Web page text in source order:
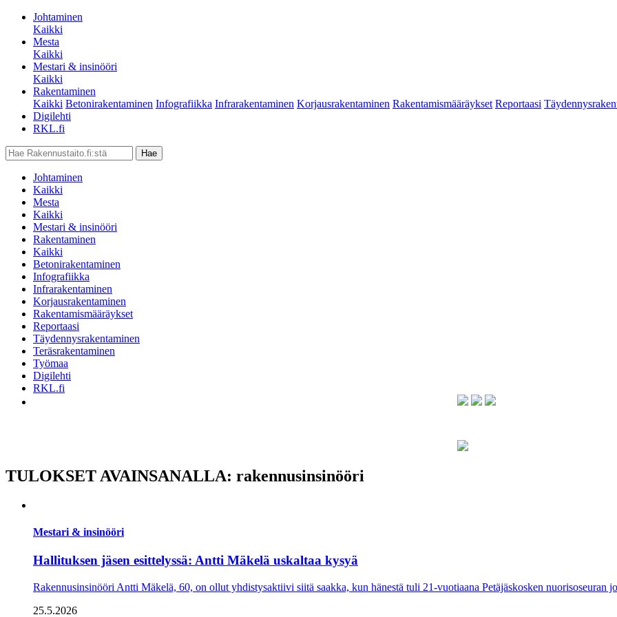
Johtaminen
Kaikki
Mesta
Kaikki
Mestari & insinööri
Kaikki
Rakentaminen
Kaikki Betonirakentaminen Infografiikka Infrarakentaminen Korjausrakentaminen Rakentamismääräykset Reportaasi
Digilehti
RKL.fi
Johtaminen
Kaikki
Mesta
Kaikki
Mestari & insinööri
Rakentaminen
Kaikki
Betonirakentaminen
Infografiikka
Infrarakentaminen
Korjausrakentaminen
Rakentamismääräykset
Reportaasi
Täydennysrakentaminen
Teräsrakentaminen
Työmaa
Digilehti
RKL.fi
TULOKSET AVAINSANALLA: rakennusinsinööri
Mestari & insinööri
Hallituksen jäsen esittelyssä: Antti Mäkelä uskaltaa kysyä
Rakennusinsinööri Antti Mäkelä, 60, on ollut yhdistysaktiivi siitä saakka, kun hänestä tuli 21-vuo­tiaana Petäjäskosken nuoriso­seuran
25.5.2026